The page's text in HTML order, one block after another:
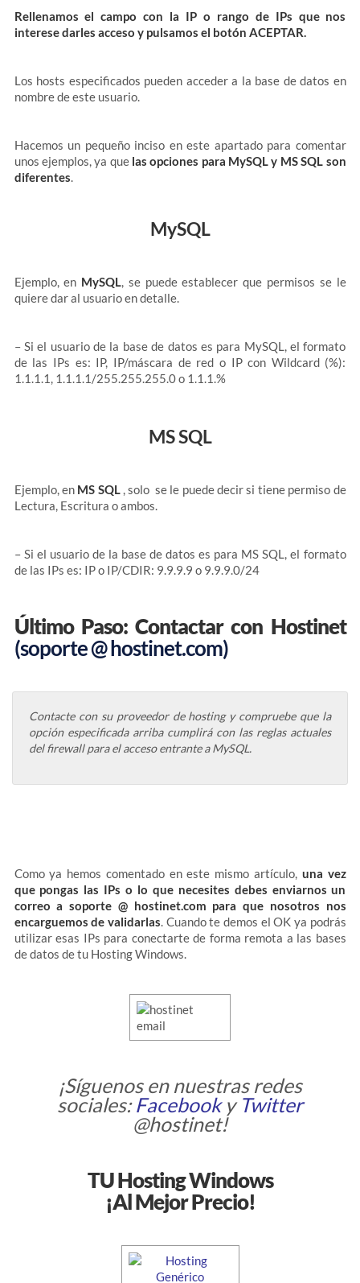
Rellenamos el campo con la IP o rango de IPs que nos
interese darles acceso y pulsamos el botón ACEPTAR.
Los hosts especificados pueden acceder a la base de datos en
nombre de este usuario.
Hacemos un pequeño inciso en este apartado para comentar
unos ejemplos, ya que las opciones para MySQL y MS SQL son
diferentes.
MySQL
Ejemplo, en MySQL, se puede establecer que permisos se le
quiere dar al usuario en detalle.
– Si el usuario de la base de datos es para MySQL, el formato
de las IPs es: IP, IP/máscara de red o IP con Wildcard (%):
1.1.1.1, 1.1.1.1/255.255.255.0 o 1.1.1.%
MS SQL
Ejemplo, en MS SQL
, solo se le puede decir si tiene permiso de
Lectura, Escritura o ambos.
– Si el usuario de la base de datos es para MS SQL, el formato
de las IPs es: IP o IP/CDIR: 9.9.9.9 o 9.9.9.0/24
Último Paso: Contactar con Hostinet
(soporte @ hostinet.com)
Contacte con su proveedor de hosting y compruebe que la
opción especificada arriba cumplirá con las reglas actuales
del firewall para el acceso entrante a MySQL.
Como ya hemos comentado en este mismo artículo,una vez
que pongas las IPs o lo que necesites debes enviarnos un
correo a soporte @ hostinet.com para que nosotros nos
encarguemos de validarlas. Cuando te demos el OK ya podrás
utilizar esas IPs para conectarte de forma remota a las bases
de datos de tu Hosting Windows.
¡Síguenos en nuestras redes
sociales:Facebooky Twitter
@hostinet!
TU Hosting Windows
¡Al Mejor Precio!